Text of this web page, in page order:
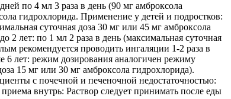
по 4 мл 3 раза в день (90 мг амброксола
гидрохлорида. Применение у детей и подростков:
суточная доза 30 мг или 45 мг амброксола
2 лет: по 1 мл 2 раза в день (максимальная суточная
рекомендуется проводить ингаляции 1-2 раза в
6 лет: режим дозирования аналогичен режиму
15 мг или 30 мг амброксола гидрохлорида).
с почечной и печеночной недостаточностью:
внутрь: Раствор следует принимать после еды